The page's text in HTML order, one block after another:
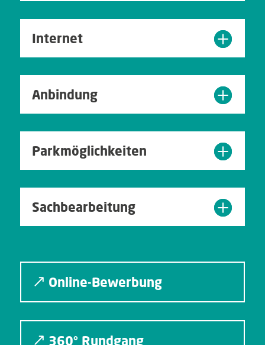
Internet
Anbindung
Parkmöglichkeiten
Sachbearbeitung
Online-Bewerbung
360° Rundgang